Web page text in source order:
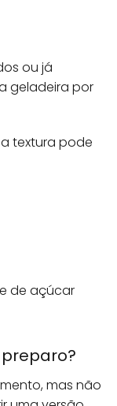
ou já
geladeira por
textura pode
de açúcar
mas não